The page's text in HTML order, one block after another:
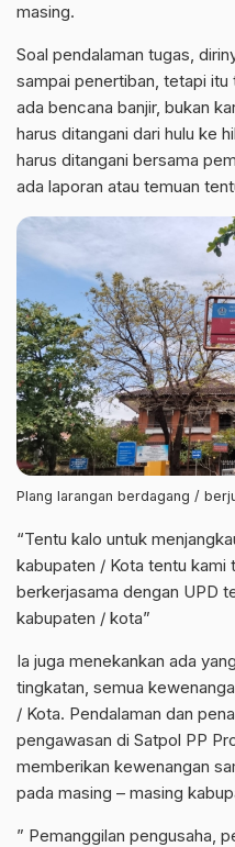
masing.
Soal pendalaman tugas,
sampai penertiban, tetapi
ada bencana banjir, bukan
harus ditangani dari hulu ke
harus ditangani bersama
ada laporan atau temuan
Plang larangan berdagang /
“Tentu kalo untuk
kabupaten / Kota tentu kami
berkerjasama dengan UPD
kabupaten / kota”
Ia juga menekankan ada
tingkatan, semua
/ Kota. Pendalaman dan
pengawasan di Satpol PP
memberikan kewenangan
pada masing – masing
” Pemanggilan pengusaha,